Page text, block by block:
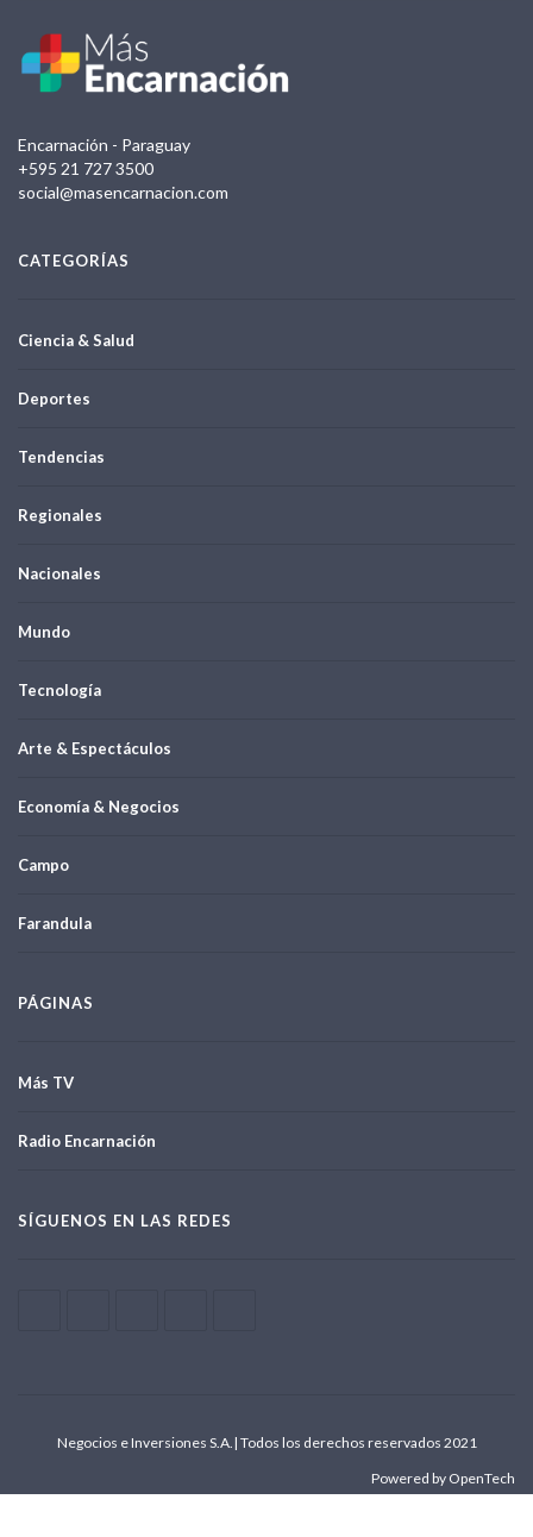
Encarnación - Paraguay
+595 21 727 3500
social@masencarnacion.com
CATEGORÍAS
Ciencia & Salud
Deportes
Tendencias
Regionales
Nacionales
Mundo
Tecnología
Arte & Espectáculos
Economía & Negocios
Campo
Farandula
PÁGINAS
Más TV
Radio Encarnación
SÍGUENOS EN LAS REDES
Negocios e Inversiones S.A.| Todos los derechos reservados 2021
Powered by OpenTech